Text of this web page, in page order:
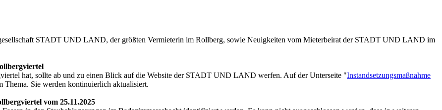
STADT UND LAND, der größten Vermieterin im Rollberg, sowie Neuigkeiten vom Mieterbeirat der STADT UND LAND im
hat, sollte ab und zu einen Blick auf die Website der STADT UND LAND werfen. Auf der Unterseite "Instandsetzungsmaßnahme
Thema. Sie werden kontinuierlich aktualisiert.
vom 25.11.2025